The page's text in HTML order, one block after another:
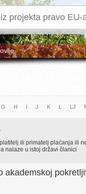
G H I J K L LJ
ili primatelj plaćanja ili
nalaze u istoj državi članici
akademskoj